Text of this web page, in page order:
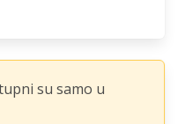
su samo u